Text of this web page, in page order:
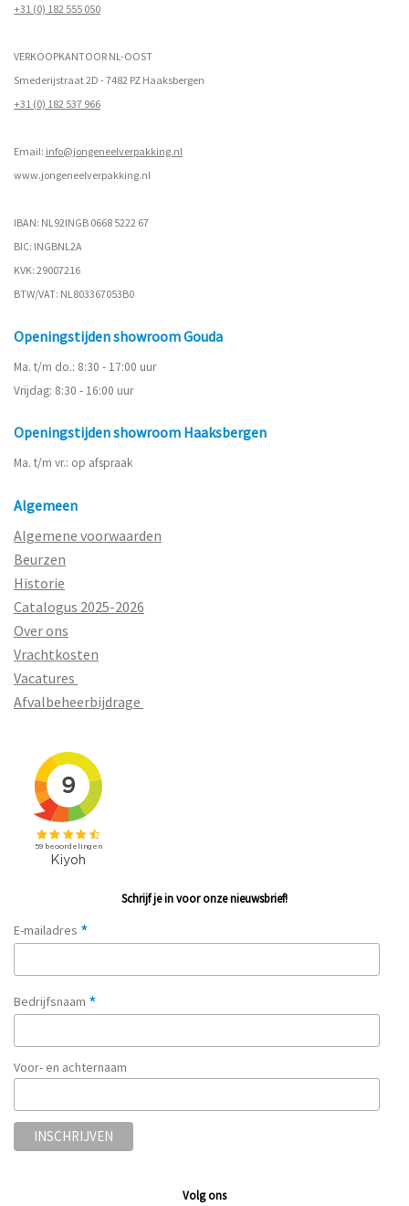
+31 (0) 182 555 050
VERKOOPKANTOOR NL-OOST
Smederijstraat 2D - 7482 PZ Haaksbergen
+31 (0) 182 537 966
Email: info@jongeneelverpakking.nl
www.jongeneelverpakking.nl
IBAN: NL92INGB 0668 5222 67
BIC: INGBNL2A
KVK: 29007216
BTW/VAT: NL803367053B0
Openingstijden showroom Gouda
Ma. t/m do.: 8:30 - 17:00 uur
Vrijdag: 8:30 - 16:00 uur
Openingstijden showroom Haaksbergen
Ma. t/m vr.: op afspraak
Algemeen
Algemene voorwaarden
Beurzen
Historie
Catalogus 2025-2026
Over ons
Vrachtkosten
Vacatures
Afvalbeheerbijdrage
Schrijf je in voor onze nieuwsbrief!
E-mailadres *
Bedrijfsnaam *
Voor- en achternaam
Volg ons